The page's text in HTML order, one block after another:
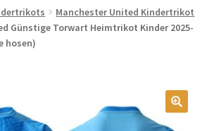
Manchester United Kindertrikot
Günstige Torwart Heimtrikot Kinder 2025-
hosen)